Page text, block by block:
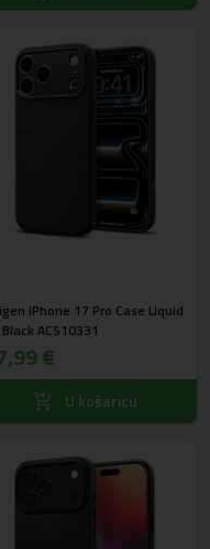
iPhone 17 Pro Case Liquid
ACS10331
€
U košaricu